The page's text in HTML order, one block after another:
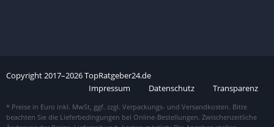
Copyright2017–2026TopRatgeber24.de
Impressum
Datenschutz Transparenz